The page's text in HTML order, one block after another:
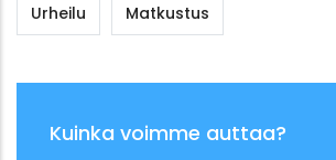
Urheilu Matkustus
Kuinka voimme auttaa?